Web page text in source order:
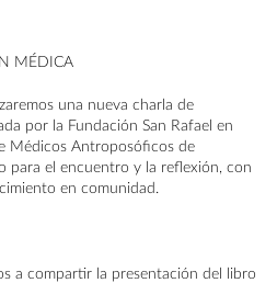
MÉDICA
una nueva charla de
por la Fundación San Rafael en
Médicos Antroposóficos de
para el encuentro y la reflexión, con
en comunidad.
a compartir la presentación del libro